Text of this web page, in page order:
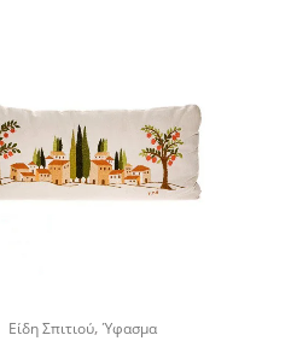
Είδη Σπιτιού, Ύφασμα